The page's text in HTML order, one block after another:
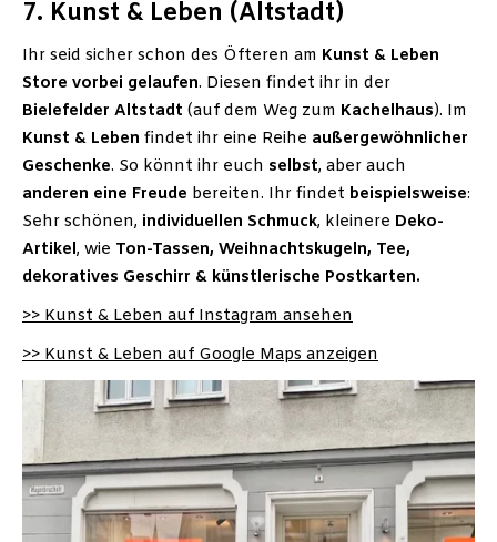
7. Kunst & Leben (Altstadt)
Ihr seid sicher schon des Öfteren am Kunst & Leben
Store vorbei gelaufen. Diesen findet ihr in der
Bielefelder Altstadt (auf dem Weg zum Kachelhaus). Im
Kunst & Leben findet ihr eine Reihe außergewöhnlicher
Geschenke. So könnt ihr euch selbst, aber auch
anderen eine Freude bereiten. Ihr findet beispielsweise:
Sehr schönen, individuellen Schmuck, kleinere Deko-
Artikel, wie Ton-Tassen, Weihnachtskugeln, Tee,
dekoratives Geschirr & künstlerische Postkarten.
>> Kunst & Leben auf Instagram ansehen
>> Kunst & Leben auf Google Maps anzeigen